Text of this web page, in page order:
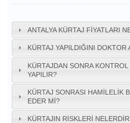
ANTALYA KÜRTAJ FIYATLARI
KÜRTAJ YAPILDIĞINI DOKTOR
KÜRTAJDAN SONRA KONTROL
YAPILIR?
KÜRTAJ SONRASI HAMILELIK
EDER MI?
KÜRTAJIN RISKLERI